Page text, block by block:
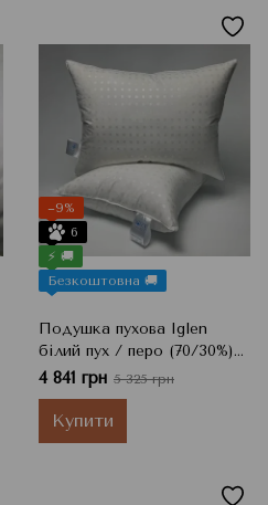
−9%
6
⚡ 🚚
Безкоштовна 🚚
Подушка пухова Iglen
білий пух / перо (70/30%)
1400 г, 70x70 см
4 841 грн 5 325 грн
Купити